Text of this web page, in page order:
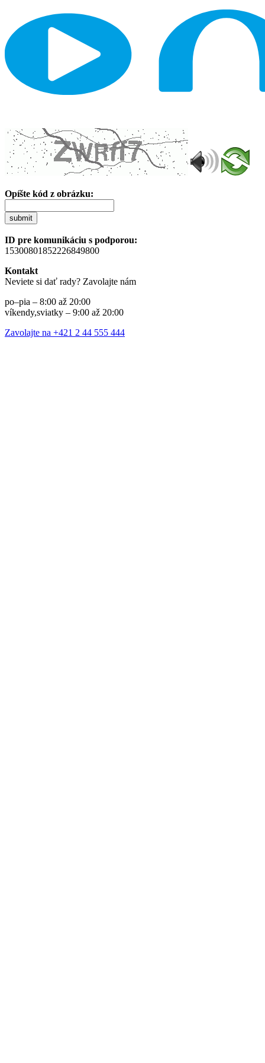
Opíšte kód z obrázku:
submit
ID pre komunikáciu s podporou:
15300801852226849800
Kontakt
Neviete si dať rady? Zavolajte nám
po–pia – 8:00 až 20:00
víkendy,sviatky – 9:00 až 20:00
Zavolajte na +421 2 44 555 444